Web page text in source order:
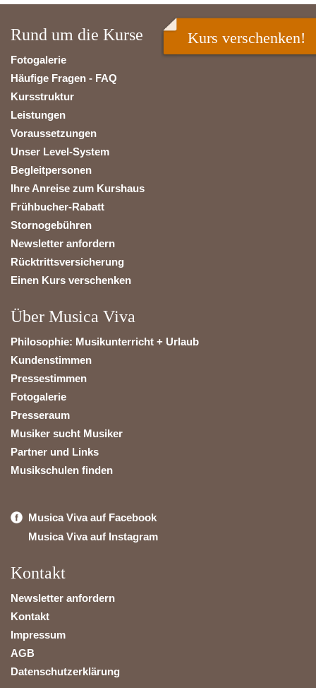
Rund um die Kurse
Fotogalerie
Häufige Fragen - FAQ
Kursstruktur
Leistungen
Voraussetzungen
Unser Level-System
Begleitpersonen
Ihre Anreise zum Kurshaus
Frühbucher-Rabatt
Stornogebühren
Newsletter anfordern
Rücktrittsversicherung
Einen Kurs verschenken
Über Musica Viva
Philosophie: Musikunterricht + Urlaub
Kundenstimmen
Pressestimmen
Fotogalerie
Presseraum
Musiker sucht Musiker
Partner und Links
Musikschulen finden
Musica Viva auf Facebook
Musica Viva auf Instagram
Kontakt
Newsletter anfordern
Kontakt
Impressum
AGB
Datenschutzerklärung
Kurs verschenken!